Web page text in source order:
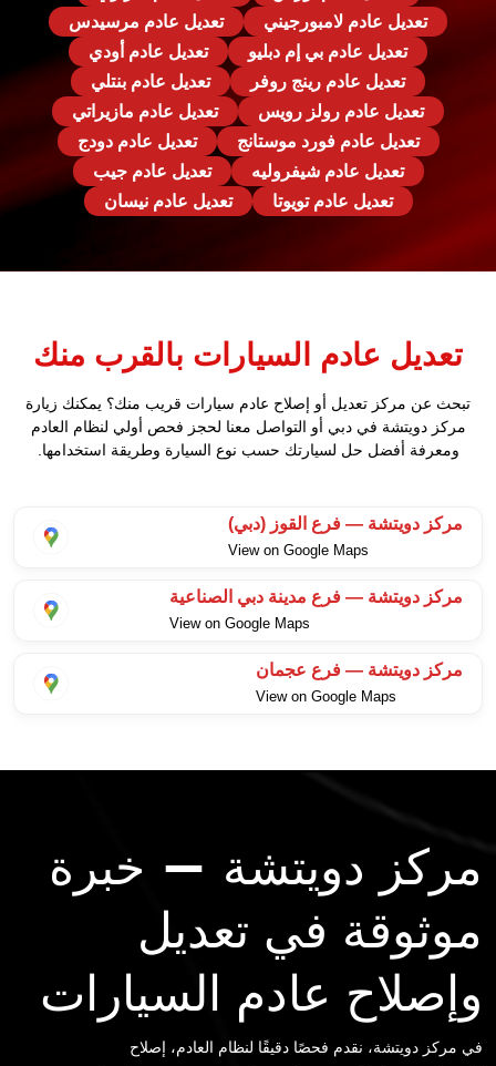
تعديل عادم لامبورجيني
تعديل عادم مرسيدس
تعديل عادم بي إم دبليو
تعديل عادم أودي
تعديل عادم رينج روفر
تعديل عادم بنتلي
تعديل عادم رولز رويس
تعديل عادم مازيراتي
تعديل عادم فورد موستانج
تعديل عادم دودج
تعديل عادم شيفروليه
تعديل عادم جيب
تعديل عادم تويوتا
تعديل عادم نيسان
تعديل عادم السيارات بالقرب منك
تبحث عن مركز تعديل أو إصلاح عادم سيارات قريب منك؟ يمكنك زيارة
مركز دويتشة في دبي أو التواصل معنا لحجز فحص أولي لنظام العادم
ومعرفة أفضل حل لسيارتك حسب نوع السيارة وطريقة استخدامها.
مركز دويتشة — فرع القوز (دبي)
View on Google Maps
مركز دويتشة — فرع مدينة دبي الصناعية
View on Google Maps
مركز دويتشة — فرع عجمان
View on Google Maps
مركز دويتشة — خبرة
موثوقة في تعديل
وإصلاح عادم السيارات
في مركز دويتشة، نقدم فحصًا دقيقًا لنظام العادم، إصلاح